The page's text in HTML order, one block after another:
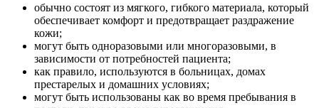
обычно состоят из мягкого, гибкого материала, который
обеспечивает комфорт и предотвращает раздражение
кожи;
могут быть одноразовыми или многоразовыми, в
зависимости от потребностей пациента;
как правило, используются в больницах, домах
престарелых и домашних условиях;
могут быть использованы как во время пребывания в